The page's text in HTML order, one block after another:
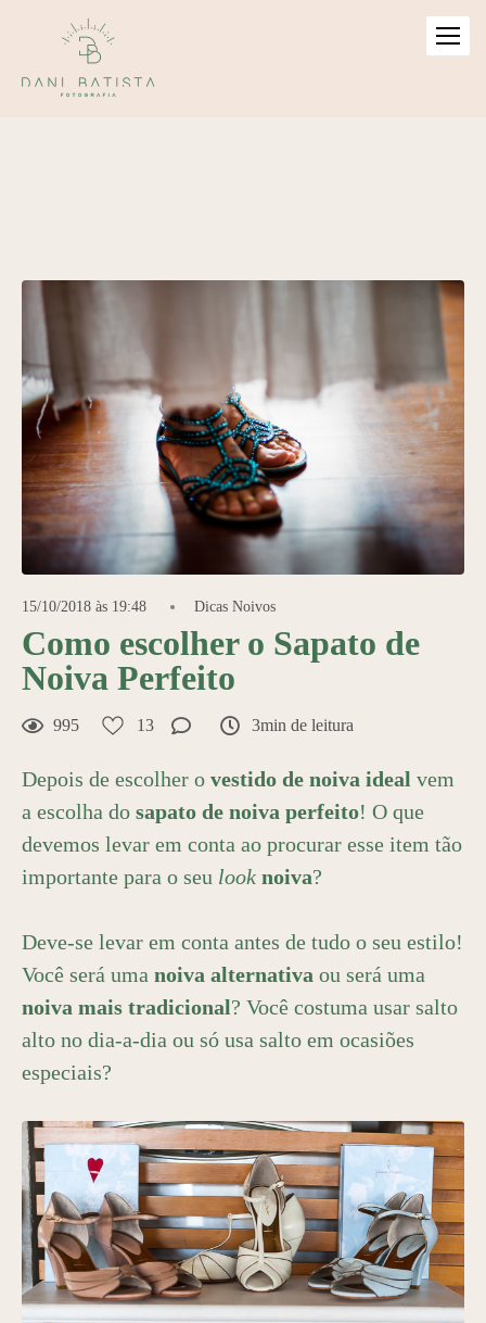
15/10/2018 às 19:48 Dicas Noivos
Como escolher o Sapato de
Noiva Perfeito
995 13 3min de leitura
Depois de escolher o vestido de noiva ideal vem
a escolha do sapato de noiva perfeito! O que
devemos levar em conta ao procurar esse item tão
importante para o seu look noiva?
Deve-se levar em conta antes de tudo o seu estilo!
Você será uma noiva alternativa ou será uma
noiva mais tradicional? Você costuma usar salto
alto no dia-a-dia ou só usa salto em ocasiões
especiais?